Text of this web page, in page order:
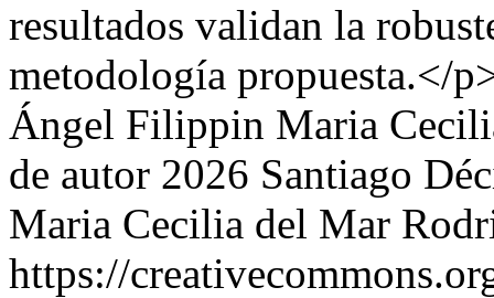
resultados validan la
metodología propuesta.</
Ángel Filippin Maria
de autor 2026 Santiago
Maria Cecilia del Mar
https://